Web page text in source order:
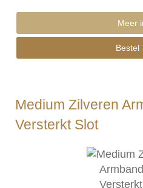
Meer
Bestel
Medium Zilveren
Versterkt Slot